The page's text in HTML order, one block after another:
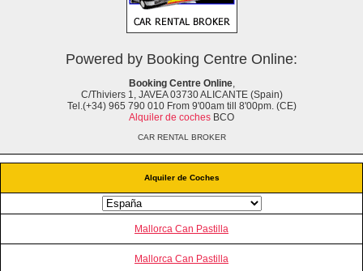
Alquiler de Coches
Mallorca Can Pastilla
Mallorca Can Pastilla
Powered by Booking Centre Online:
Booking Centre Online,
C/Thiviers 1, JAVEA 03730 ALICANTE (Spain)
Tel.(+34) 965 790 010 From 9'00am till 8'00pm. (CE)
Alquiler de coches BCO
CAR RENTAL BROKER